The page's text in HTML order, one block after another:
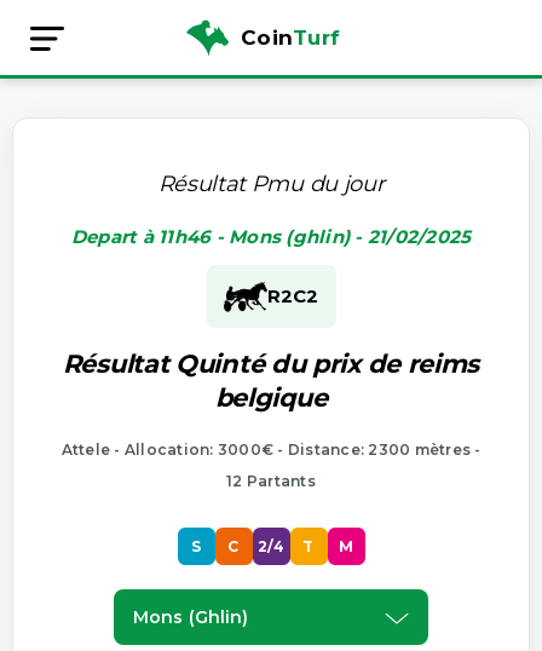
CoinTurf
Résultat Pmu du jour
Depart à 11h46 - Mons (ghlin) - 21/02/2025
R2C2
Résultat Quinté du prix de reims
belgique
Attele - Allocation: 3000€ - Distance: 2300 mètres -
12 Partants
S C 2/4 T M
Mons (ghlin)